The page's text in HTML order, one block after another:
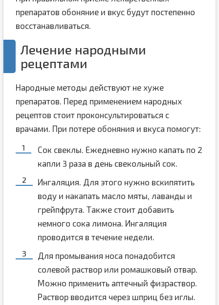
препаратов обоняние и вкус будут постепенно
восстанавливаться.
Лечение народными
рецептами
Народные методы действуют не хуже
препаратов. Перед применением народных
рецептов стоит проконсультироваться с
врачами. При потере обоняния и вкуса помогут:
Сок свеклы. Ежедневно нужно капать по 2
капли 3 раза в день свекольный сок.
Ингаляция. Для этого нужно вскипятить
воду и накапать масло мяты, лаванды и
грейпфрута. Также стоит добавить
немного сока лимона. Ингаляция
проводится в течение недели.
Для промывания носа понадобится
солевой раствор или ромашковый отвар.
Можно применить аптечный физраствор.
Раствор вводится через шприц без иглы.